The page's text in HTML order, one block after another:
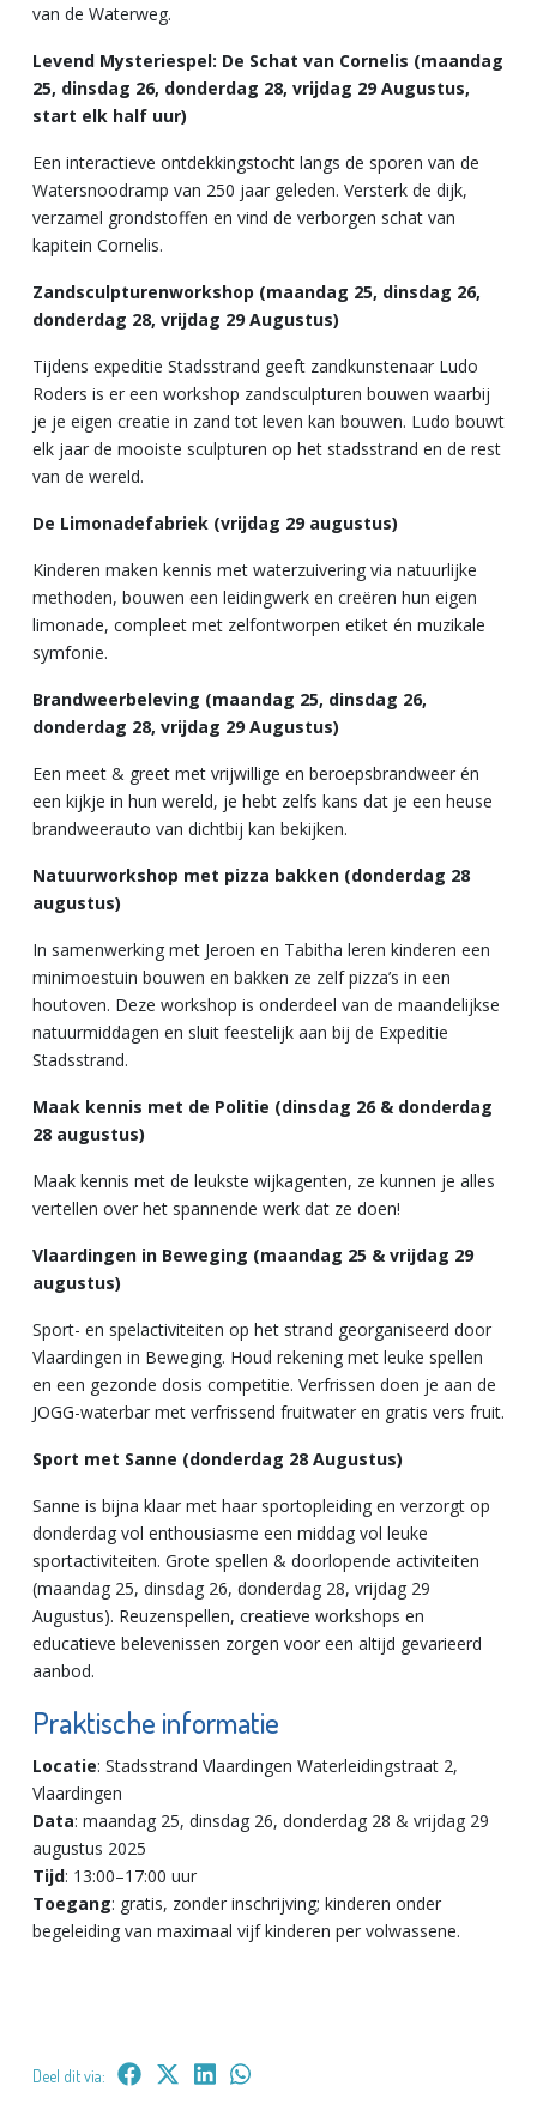
van de Waterweg.
Levend Mysteriespel: De Schat van Cornelis (maandag
25, dinsdag 26, donderdag 28, vrijdag 29 Augustus,
start elk half uur)
Een interactieve ontdekkingstocht langs de sporen van de
Watersnoodramp van 250 jaar geleden. Versterk de dijk,
verzamel grondstoffen en vind de verborgen schat van
kapitein Cornelis.
Zandsculpturenworkshop (maandag 25, dinsdag 26,
donderdag 28, vrijdag 29 Augustus)
Tijdens expeditie Stadsstrand geeft zandkunstenaar Ludo
Roders is er een workshop zandsculpturen bouwen waarbij
je je eigen creatie in zand tot leven kan bouwen. Ludo bouwt
elk jaar de mooiste sculpturen op het stadsstrand en de rest
van de wereld.
De Limonadefabriek (vrijdag 29 augustus)
Kinderen maken kennis met waterzuivering via natuurlijke
methoden, bouwen een leidingwerk en creëren hun eigen
limonade, compleet met zelfontworpen etiket én muzikale
symfonie.
Brandweerbeleving (maandag 25, dinsdag 26,
donderdag 28, vrijdag 29 Augustus)
Een meet & greet met vrijwillige en beroepsbrandweer én
een kijkje in hun wereld, je hebt zelfs kans dat je een heuse
brandweerauto van dichtbij kan bekijken.
Natuurworkshop met pizza bakken (donderdag 28
augustus)
In samenwerking met Jeroen en Tabitha leren kinderen een
minimoestuin bouwen en bakken ze zelf pizza’s in een
houtoven. Deze workshop is onderdeel van de maandelijkse
natuurmiddagen en sluit feestelijk aan bij de Expeditie
Stadsstrand.
Maak kennis met de Politie (dinsdag 26 & donderdag
28 augustus)
Maak kennis met de leukste wijkagenten, ze kunnen je alles
vertellen over het spannende werk dat ze doen!
Vlaardingen in Beweging (maandag 25 & vrijdag 29
augustus)
Sport- en spelactiviteiten op het strand georganiseerd door
Vlaardingen in Beweging. Houd rekening met leuke spellen
en een gezonde dosis competitie. Verfrissen doen je aan de
JOGG-waterbar met verfrissend fruitwater en gratis vers fruit.
Sport met Sanne (donderdag 28 Augustus)
Sanne is bijna klaar met haar sportopleiding en verzorgt op
donderdag vol enthousiasme een middag vol leuke
sportactiviteiten. Grote spellen & doorlopende activiteiten
(maandag 25, dinsdag 26, donderdag 28, vrijdag 29
Augustus). Reuzenspellen, creatieve workshops en
educatieve belevenissen zorgen voor een altijd gevarieerd
aanbod.
Praktische informatie
Locatie: Stadsstrand Vlaardingen Waterleidingstraat 2,
Vlaardingen
Data: maandag 25, dinsdag 26, donderdag 28 & vrijdag 29
augustus 2025
Tijd: 13:00–17:00 uur
Toegang: gratis, zonder inschrijving; kinderen onder
begeleiding van maximaal vijf kinderen per volwassene.
Deel dit via: